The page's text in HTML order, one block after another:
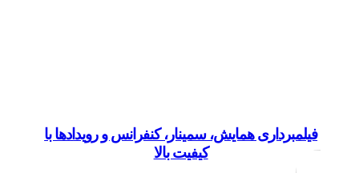
فیلمبرداری همایش، سمینار، کنفرانس و رویدادها با
کیفیت بالا